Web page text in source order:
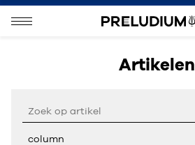
Artikelen